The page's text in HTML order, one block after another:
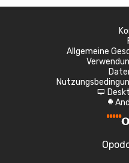
Allgemeine
d
A